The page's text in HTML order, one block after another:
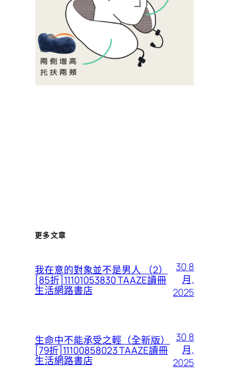
更多文章
我在意的對象並不是男人 （2）
[85折]11101053830 TAAZE讀冊
生活網路書店
30 8
月,
2025
生命中不能承受之輕（全新版）
[79折]11100858023 TAAZE讀冊
生活網路書店
30 8
月,
2025